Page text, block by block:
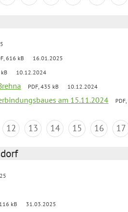
616 kB 16.01.2025
10.12.2024
PDF, 435 kB 10.12.2024
am 15.11.2024
12 13 14 15 16 17
kB 31.03.2025